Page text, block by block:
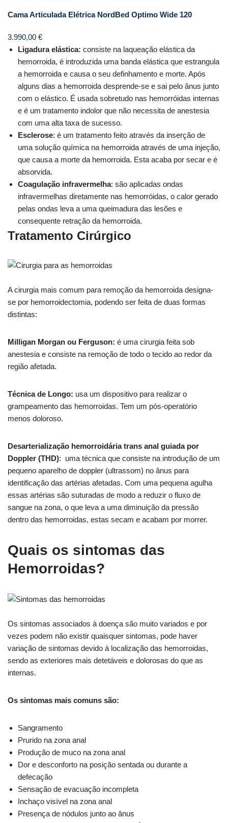
Cama Articulada Elétrica NordBed Optimo Wide 120
3.990,00 €
Ligadura elástica: consiste na laqueação elástica da
hemorroida, é introduzida uma banda elástica que estrangula
a hemorroida e causa o seu definhamento e morte. Após
alguns dias a hemorroida desprende-se e sai pelo ânus junto
com o elástico. É usada sobretudo nas hemorróidas internas
e é um tratamento indolor que não necessita de anestesia
com uma alta taxa de sucesso.
Esclerose: é um tratamento feito através da inserção de
uma solução química na hemorroida através de uma injeção,
que causa a morte da hemorroida. Esta acaba por secar e é
absorvida.
Coagulação infravermelha: são aplicadas ondas
infravermelhas diretamente nas hemorróidas, o calor gerado
pelas ondas leva a uma queimadura das lesões e
consequente retração da hemorroida.
Tratamento Cirúrgico
A cirurgia mais comum para remoção da hemorroida designa-
se por hemorroidectomia, podendo ser feita de duas formas
distintas:
Milligan Morgan ou Ferguson: é uma cirurgia feita sob
anestesia e consiste na remoção de todo o tecido ao redor da
região afetada.
Técnica de Longo: usa um dispositivo para realizar o
grampeamento das hemorroidas. Tem um pós-operatório
menos doloroso.
Desarterialização hemorroidária trans anal guiada por
Doppler (THD): uma técnica que consiste na introdução de um
pequeno aparelho de doppler (ultrassom) no ânus para
identificação das artérias afetadas. Com uma pequena agulha
essas artérias são suturadas de modo a reduzir o fluxo de
sangue na zona, o que leva a uma diminuição da pressão
dentro das hemorroidas, estas secam e acabam por morrer.
Quais os sintomas das
Hemorroidas?
Os sintomas associados à doença são muito variados e por
vezes podem não existir quaisquer sintomas, pode haver
variação de sintomas devido à localização das hemorroidas,
sendo as exteriores mais detetáveis e dolorosas do que as
internas.
Os sintomas mais comuns são:
Sangramento
Prurido na zona anal
Produção de muco na zona anal
Dor e desconforto na posição sentada ou durante a
defecação
Sensação de evacuação incompleta
Inchaço visível na zona anal
Presença de nódulos junto ao ânus